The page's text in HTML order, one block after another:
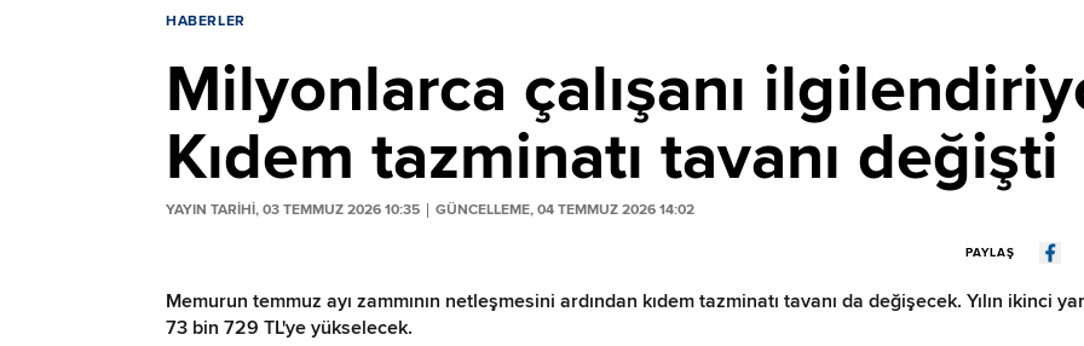
HABERLER
Milyonlarca çalışanı
Kıdem tazminatı tavanı değişti
YAYIN TARİHİ, 03 TEMMUZ 2026 10:35 GÜNCELLEME, 04 TEMMUZ 2026 14:02
PAYLAŞ
Memurun temmuz ayı zammının netleşmesini ardından kıdem tazminatı tavanı da değişecek. Yılın ikinci
73 bin 729 TL'ye yükselecek.